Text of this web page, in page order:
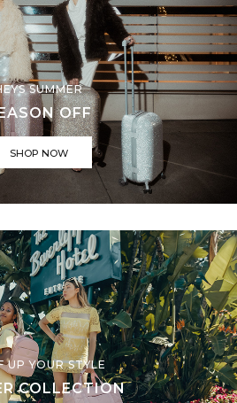
SUMMER
OFF
SHOP NOW
UP YOUR STYLE
COLLECTION